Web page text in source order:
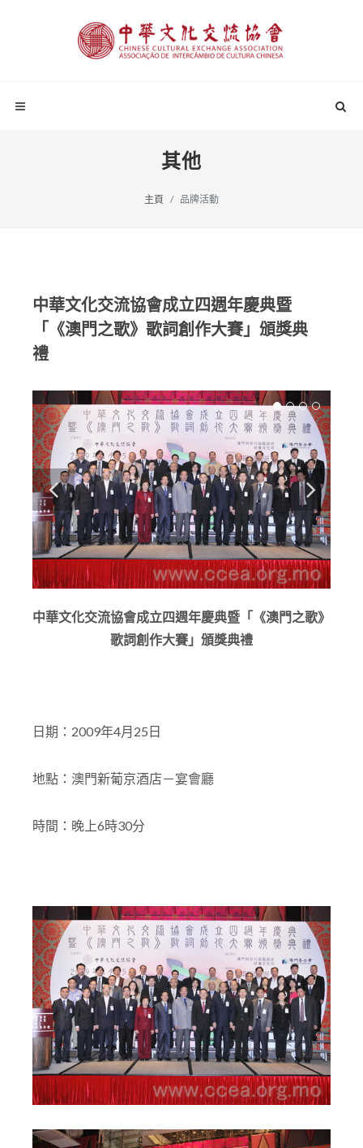
其他
主頁 品牌活動
中華文化交流協會成立四週年慶典暨
「《澳門之歌》歌詞創作大賽」頒獎典
禮
中華文化交流協會成立四週年慶典暨「《澳門之歌》
歌詞創作大賽」頒獎典禮
日期：2009年4月25日
地點：澳門新葡京酒店－宴會廳
時間：晚上6時30分